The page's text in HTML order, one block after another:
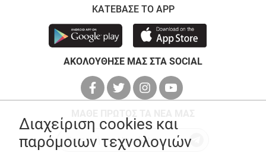
ΚΑΤΕΒΑΣΕ ΤΟ APP
ΑΚΟΛΟΥΘΗΣΕ ΜΑΣ ΣΤΑ SOCIAL
Διαχείριση cookies και
παρόμοιων τεχνολογιών